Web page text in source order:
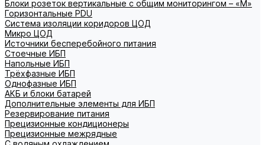
Блоки розеток вертикальные с общим мониторингом – «М»
Горизонтальные PDU
Система изоляции коридоров ЦОД
Микро ЦОД
Источники бесперебойного питания
Стоечные ИБП
Напольные ИБП
Трёхфазные ИБП
Однофазные ИБП
АКБ и блоки батарей
Дополнительные элементы для ИБП
Резервирование питания
Прецизионные кондиционеры
Прецизионные межрядные